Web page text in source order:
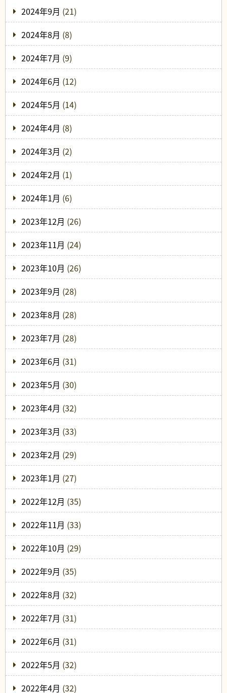
2024年9月 (21)
2024年8月 (8)
2024年7月 (9)
2024年6月 (12)
2024年5月 (14)
2024年4月 (8)
2024年3月 (2)
2024年2月 (1)
2024年1月 (6)
2023年12月 (26)
2023年11月 (24)
2023年10月 (26)
2023年9月 (28)
2023年8月 (28)
2023年7月 (28)
2023年6月 (31)
2023年5月 (30)
2023年4月 (32)
2023年3月 (33)
2023年2月 (29)
2023年1月 (27)
2022年12月 (35)
2022年11月 (33)
2022年10月 (29)
2022年9月 (35)
2022年8月 (32)
2022年7月 (31)
2022年6月 (31)
2022年5月 (32)
2022年4月 (32)